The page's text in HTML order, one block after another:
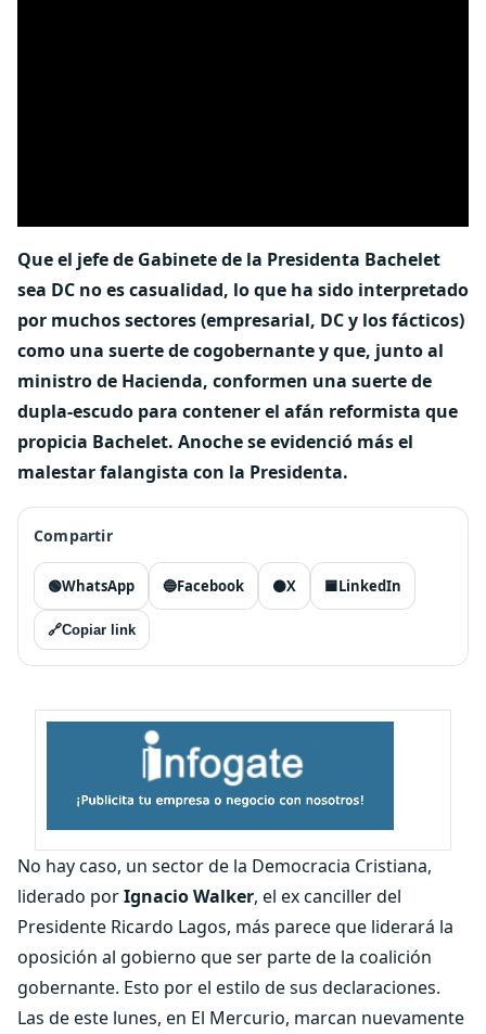
Que el jefe de Gabinete de la Presidenta Bachelet
sea DC no es casualidad, lo que ha sido interpretado
por muchos sectores (empresarial, DC y los fácticos)
como una suerte de cogobernante y que, junto al
ministro de Hacienda, conformen una suerte de
dupla-escudo para contener el afán reformista que
propicia Bachelet. Anoche se evidenció más el
malestar falangista con la Presidenta.
Compartir
🟢WhatsApp 🔵Facebook ⚫X 🟦LinkedIn
🔗Copiar link
No hay caso, un sector de la Democracia Cristiana,
liderado porIgnacio Walker, el ex canciller del
Presidente Ricardo Lagos, más parece que liderará la
oposición al gobierno que ser parte de la coalición
gobernante. Esto por el estilo de sus declaraciones.
Las de este lunes, en El Mercurio, marcan nuevamente